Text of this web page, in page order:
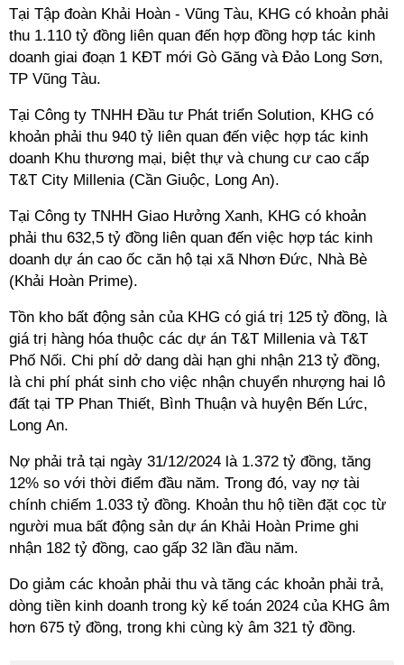
Tại Tập đoàn Khải Hoàn - Vũng Tàu, KHG có khoản phải
thu 1.110 tỷ đồng liên quan đến hợp đồng hợp tác kinh
doanh giai đoạn 1 KĐT mới Gò Găng và Đảo Long Sơn,
TP Vũng Tàu.
Tại Công ty TNHH Đầu tư Phát triển Solution, KHG có
khoản phải thu 940 tỷ liên quan đến việc hợp tác kinh
doanh Khu thương mại, biệt thự và chung cư cao cấp
T&T City Millenia (Cần Giuộc, Long An).
Tại Công ty TNHH Giao Hưởng Xanh, KHG có khoản
phải thu 632,5 tỷ đồng liên quan đến việc hợp tác kinh
doanh dự án cao ốc căn hộ tại xã Nhơn Đức, Nhà Bè
(Khải Hoàn Prime).
Tồn kho bất động sản của KHG có giá trị 125 tỷ đồng, là
giá trị hàng hóa thuộc các dự án T&T Millenia và T&T
Phố Nối. Chi phí dở dang dài hạn ghi nhận 213 tỷ đồng,
là chi phí phát sinh cho việc nhận chuyển nhượng hai lô
đất tại TP Phan Thiết, Bình Thuận và huyện Bến Lức,
Long An.
Nợ phải trả tại ngày 31/12/2024 là 1.372 tỷ đồng, tăng
12% so với thời điểm đầu năm. Trong đó, vay nợ tài
chính chiếm 1.033 tỷ đồng. Khoản thu hộ tiền đặt cọc từ
người mua bất động sản dự án Khải Hoàn Prime ghi
nhận 182 tỷ đồng, cao gấp 32 lần đầu năm.
Do giảm các khoản phải thu và tăng các khoản phải trả,
dòng tiền kinh doanh trong kỳ kế toán 2024 của KHG âm
hơn 675 tỷ đồng, trong khi cùng kỳ âm 321 tỷ đồng.